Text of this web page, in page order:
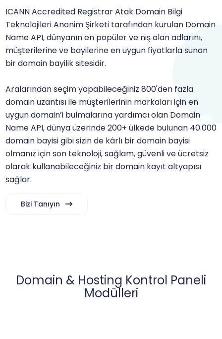
ICANN Accredited Registrar Atak Domain Bilgi
Teknolojileri Anonim Şirketi tarafından kurulan Domain
Name API, dünyanın en popüler ve niş alan adlarını,
müşterilerine ve bayilerine en uygun fiyatlarla sunan
bir domain bayilik sitesidir.
Aralarından seçim yapabileceğiniz 800'den fazla
domain uzantısı ile müşterilerinin markaları için en
uygun domain’i bulmalarına yardımcı olan Domain
Name API, dünya üzerinde 200+ ülkede bulunan 40.000
domain bayisi gibi sizin de kârlı bir domain bayisi
olmanız için son teknoloji, sağlam, güvenli ve ücretsiz
olarak kullanabileceğiniz bir domain kayıt altyapısı
sağlar.
Bizi Tanıyın
Domain & Hosting Kontrol Paneli
Modülleri